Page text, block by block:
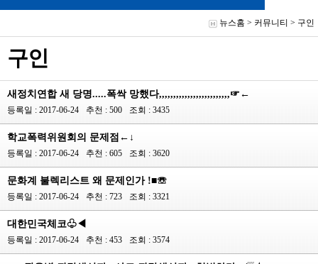
뉴스홈 > 커뮤니티 > 구인
구인
새정치연합 새 당명.....폭싹 망했다,,,,,,,,,,,,,,,,,,,,,,,,,☞←
등록일 : 2017-06-24 추천 : 500 조회 : 3435
학교폭력위원회의 문제점←↓
등록일 : 2017-06-24 추천 : 605 조회 : 3620
문화계 불렉리스트 왜 문제인가 !■☏
등록일 : 2017-06-24 추천 : 723 조회 : 3321
대한민국체코♧◀
등록일 : 2017-06-24 추천 : 453 조회 : 3574